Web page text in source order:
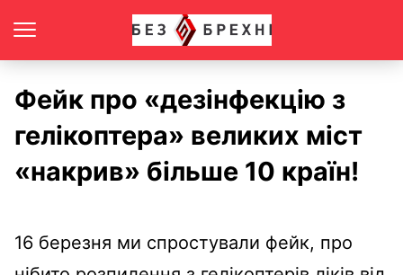
Фейк про «дезінфекцію з
гелікоптера» великих міст
«накрив» більше 10 країн!
16 березня ми спростували фейк, про